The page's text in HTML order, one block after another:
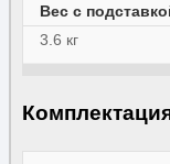
Вес с
3.6 кг